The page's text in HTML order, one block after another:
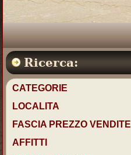
Ricerca:
CATEGORIE
LOCALITA
FASCIA PREZZO VENDITE
AFFITTI